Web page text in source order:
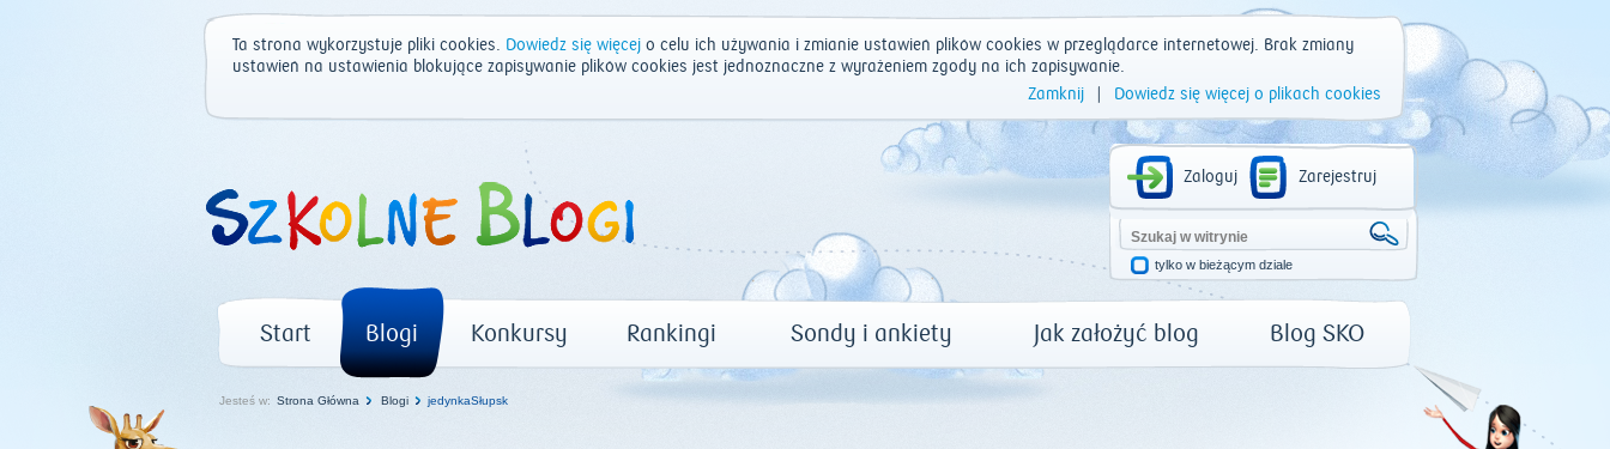
Ta strona wykorzystuje pliki cookies. Dowiedz się więcejo celu ich używania i zmianie ustawień plików cookies w przeglądarce internetowej. Brak zmiany
ustawień na ustawienia blokujące zapisywanie plików cookies jest jednoznaczne z wyrażeniem zgody na ich zapisywanie.
Zamknij
Dowiedz się więcej o plikach cookies
Zaloguj Zarejestruj
tylko w bieżącym dziale
Start Blogi Konkursy Rankingi Sondy i ankiety Jak założyć blog Blog SKO
Jesteś w: Strona Główna Blogi jedynkaSłupsk